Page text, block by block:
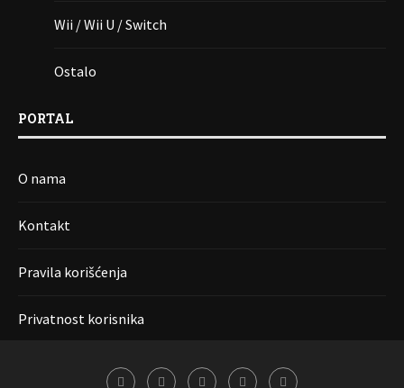
Wii / Wii U / Switch
Ostalo
PORTAL
O nama
Kontakt
Pravila korišćenja
Privatnost korisnika